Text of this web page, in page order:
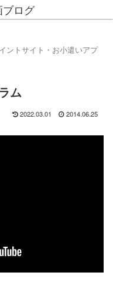
ログ
ントサイト・お小遣いアプ
ム
2022.03.01 2014.06.25